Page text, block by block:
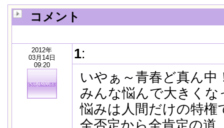
コメント
2012年
03月14日
09:20
1:
いやぁ～青春ど真ん中
みんな悩んで大きくな
悩みは人間だけの特権
全否定から全肯定の道